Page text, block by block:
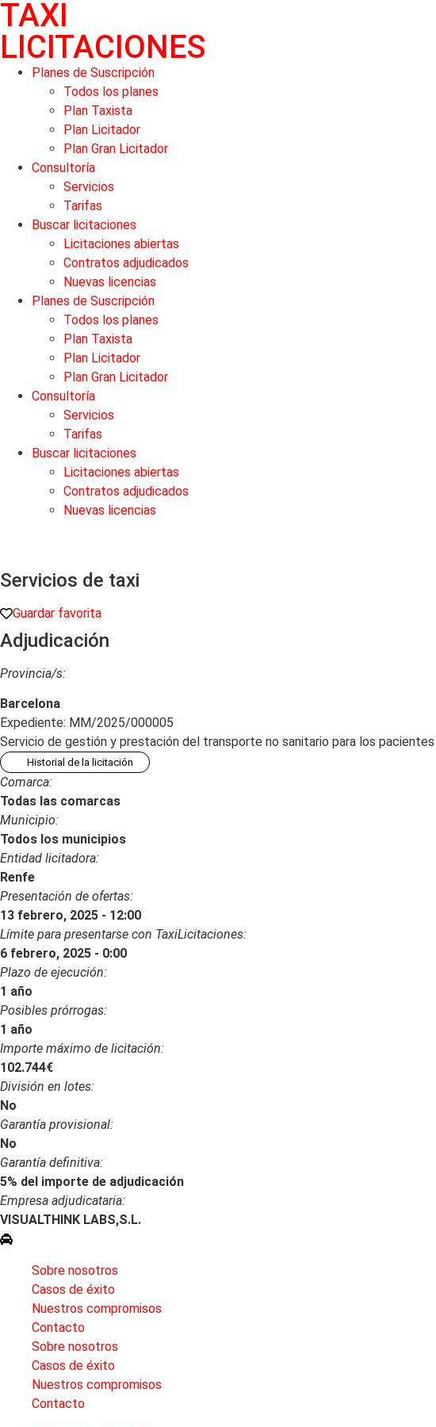
TAXI
LICITACIONES
Planes de Suscripción
Todos los planes
Plan Taxista
Plan Licitador
Plan Gran Licitador
Consultoría
Servicios
Tarifas
Buscar licitaciones
Licitaciones abiertas
Contratos adjudicados
Nuevas licencias
Planes de Suscripción
Todos los planes
Plan Taxista
Plan Licitador
Plan Gran Licitador
Consultoría
Servicios
Tarifas
Buscar licitaciones
Licitaciones abiertas
Contratos adjudicados
Nuevas licencias
Servicios de taxi
Guardar favorita
Adjudicación
Provincia/s:
Barcelona
Expediente: MM/2025/000005
Servicio de gestión y prestación del transporte no sanitario para los
Historial de la licitación
Comarca:
Todas las comarcas
Municipio:
Todos los municipios
Entidad licitadora:
Renfe
Presentación de ofertas:
13 febrero, 2025 - 12:00
Límite para presentarse con TaxiLicitaciones:
6 febrero, 2025 - 0:00
Plazo de ejecución:
1 año
Posibles prórrogas:
1 año
Importe máximo de licitación:
102.744€
División en lotes:
No
Garantía provisional:
No
Garantía definitiva:
5% del importe de adjudicación
Empresa adjudicataria:
VISUALTHINK LABS,S.L.
Sobre nosotros
Casos de éxito
Nuestros compromisos
Contacto
Sobre nosotros
Casos de éxito
Nuestros compromisos
Contacto